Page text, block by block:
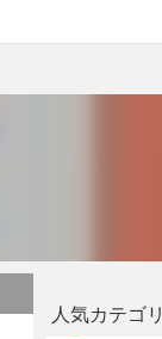
人気カテゴリ